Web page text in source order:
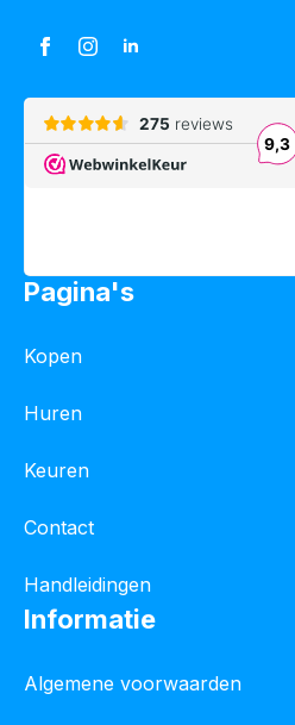
Pagina's
Kopen
Huren
Keuren
Contact
Handleidingen
Informatie
Algemene voorwaarden